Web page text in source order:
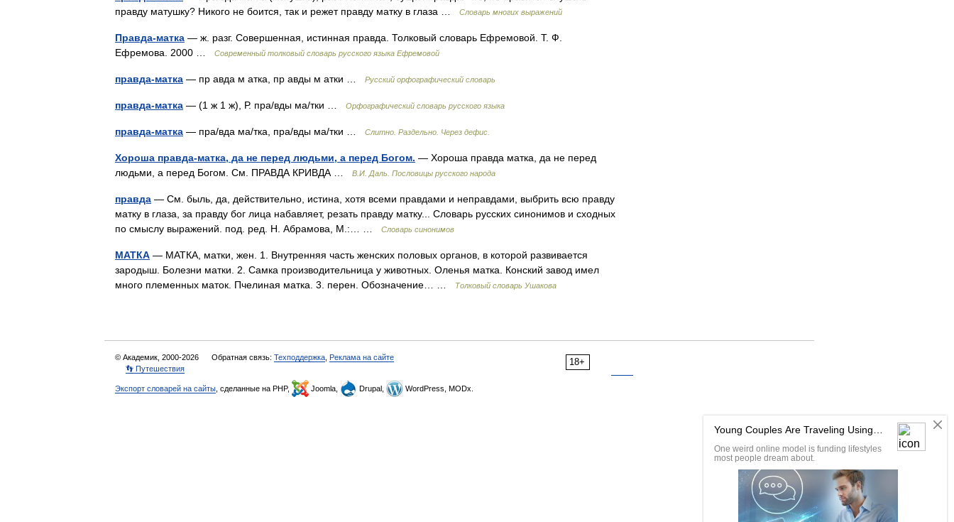
правду матушку? Никого не боится, так и режет правду матку в глаза …
Словарь многих выражений
Правда-матка — ж. разг. Совершенная, истинная правда. Толковый словарь Ефремовой. Т. Ф.
Ефремова. 2000 …
Современный толковый словарь русского языка Ефремовой
правда-матка — пр авда м атка, пр авды м атки … Русский орфографический словарь
правда-матка — (1 ж 1 ж), Р. пра/вды ма/тки … Орфографический словарь русского языка
правда-матка — пра/вда ма/тка, пра/вды ма/тки … Слитно. Раздельно. Через дефис.
Хороша правда-матка, да не перед людьми, а перед Богом. — Хороша правда матка, да не перед
людьми, а перед Богом. См. ПРАВДА КРИВДА …
В.И. Даль. Пословицы русского народа
правда — См. быль, да, действительно, истина, хотя всеми правдами и неправдами, выбрить всю правду
матку в глаза, за правду бог лица набавляет, резать правду матку... Словарь русских синонимов и сходных
по смыслу выражений. под. ред. Н. Абрамова, М.:… …
Словарь синонимов
МАТКА — МАТКА, матки, жен. 1. Внутренняя часть женских половых органов, в которой развивается
зародыш. Болезни матки. 2. Самка производительница у животных. Оленья матка. Конский завод имел
много племенных маток. Пчелиная матка. 3. перен. Обозначение… …
Толковый словарь Ушакова
18+
© Академик, 2000-2026 Обратная связь: Техподдержка Реклама на сайте
👣 Путешествия
Экспорт словарей на сайты , сделанные на PHP, Joomla, Drupal, WordPress, MODx.